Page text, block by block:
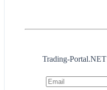
Trading-Portal.NET